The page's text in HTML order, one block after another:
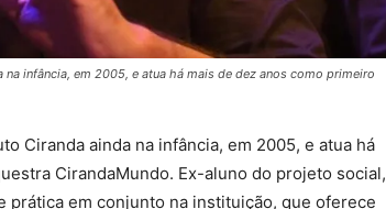
infância, em 2005, e atua há mais de dez anos como primeiro
Ciranda ainda na infância, em 2005, e atua há
CirandaMundo. Ex-aluno do projeto social,
prática em conjunto na instituição, que oferece